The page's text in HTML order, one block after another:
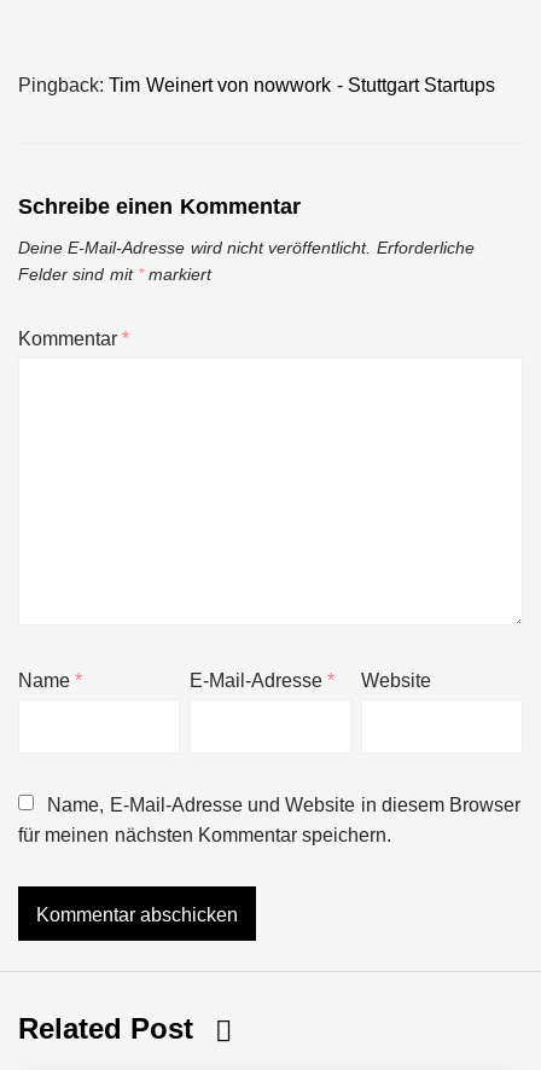
Pingback:Tim Weinert von nowwork - Stuttgart Startups
Schreibe einen Kommentar
Deine E-Mail-Adresse wird nicht veröffentlicht. Erforderliche
Felder sind mit *markiert
Kommentar*
Name* E-Mail-Adresse* Website
Name, E-Mail-Adresse und Website in diesem Browser
für meinen nächsten Kommentar speichern.
Related Post